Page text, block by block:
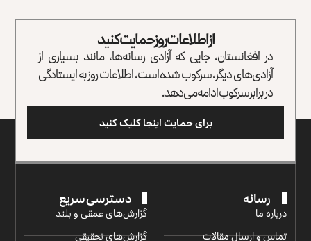
از اطلاعات روز حمایت کنید
در افغانستان، جایی که آزادی رسانه‌ها، مانند بسیاری از
آزادی‌های دیگر، سرکوب شده است، اطلاعات روز به ایستادگی
در برابر سرکوب ادامه می‌دهد.
برای حمایت اینجا کلیک کنید
رسانه
درباره ما
تماس و ارسال مقالات
دسترسی سریع
گزارش‌‌های عمقی و بلند
گزارش‌های تحقیقی